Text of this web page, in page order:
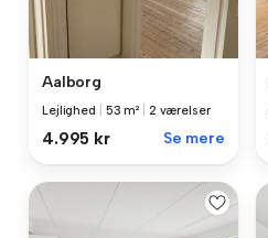
Aalborg
Lejlighed 53 m² 2 værelser
4.995 kr Se mere